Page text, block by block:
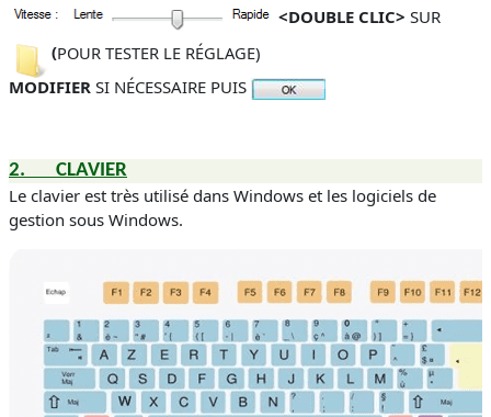
<DOUBLE CLIC> SUR
(POUR TESTER LE RÉGLAGE)
MODIFIER SI NÉCESSAIRE PUIS
2. CLAVIER
Le clavier est très utilisé dans Windows et les logiciels de
gestion sous Windows.